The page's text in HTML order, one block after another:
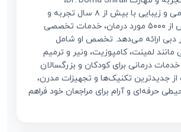
دندانپزشک عمومی و زیبایی با بیش از ۸ سال تجربه و
انجام موفق بیش از ۵۰۰۰ مورد درمان، خدمات تخصصی
دبی ارائه می‌دهد. تخصص او شامل
مانند لمینت، کامپوزیت، ونیر و ترمیم
درمانی برای کودکان و بزرگسالان
از جدیدترین تکنیک‌ها و تجهیزات مدرن،
حرفه‌ای و آرام برای مراجعان خود فراهم